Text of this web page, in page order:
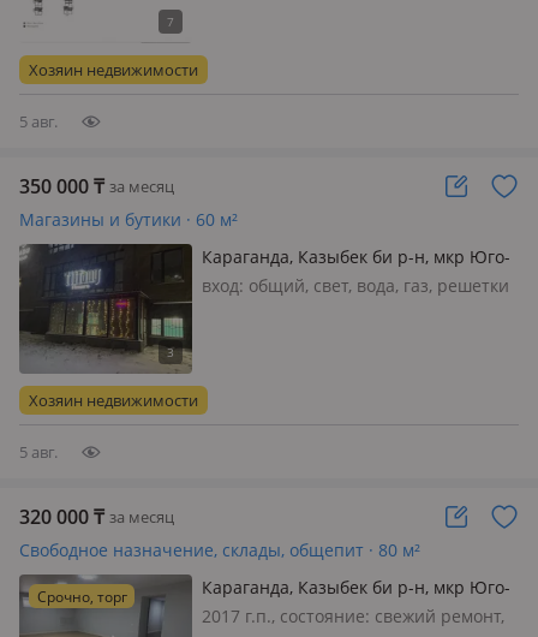
46.3 в новом жилом комплексе на
юго-востоке Караганды. Район
Хозяин недвижимости
5 авг.
350 000₸ за месяц
Магазины и бутики · 60 м²
Караганда, Казыбек би р-н, мкр Юго-
Восток 28/19 — Университетская
вход: общий, свет, вода, газ, решетки
на длительный срок Инстаграм есть
готовый бизнес Для подробност…
Хозяин недвижимости
5 авг.
320 000₸ за месяц
Свободное назначение, склады, общепит · 80 м²
Срочно, торг
Караганда, Казыбек би р-н, мкр Юго-
Восток, Мкр Таугуль, 2 улица 6 А
2017 г.п., состояние: cвежий ремонт,